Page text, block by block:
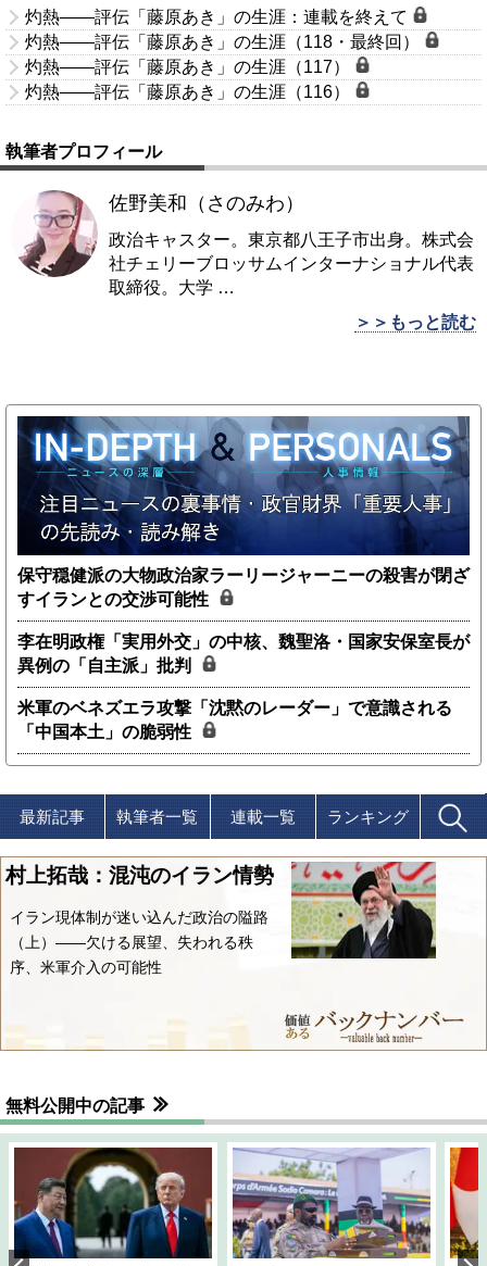
灼熱――評伝「藤原あき」の生涯：連載を終えて
灼熱――評伝「藤原あき」の生涯（118・最終回）
灼熱――評伝「藤原あき」の生涯（117）
灼熱――評伝「藤原あき」の生涯（116）
執筆者プロフィール
佐野美和（さのみわ）
政治キャスター。東京都八王子市出身。株式会
社チェリーブロッサムインターナショナル代表
取締役。大学 …
＞＞もっと読む
保守穏健派の大物政治家ラーリージャーニーの殺害が閉ざ
すイランとの交渉可能性
李在明政権「実用外交」の中核、魏聖洛・国家安保室長が
異例の「自主派」批判
米軍のベネズエラ攻撃「沈黙のレーダー」で意識される
「中国本土」の脆弱性
最新記事 執筆者一覧 連載一覧 ランキング
村上拓哉：混沌のイラン情勢
イラン現体制が迷い込んだ政治の隘路
（上）――欠ける展望、失われる秩
序、米軍介入の可能性
無料公開中の記事